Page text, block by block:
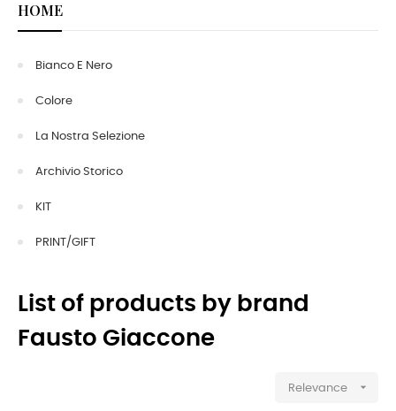
HOME
Bianco E Nero
Colore
La Nostra Selezione
Archivio Storico
KIT
PRINT/GIFT
List of products by brand
Fausto Giaccone
Relevance 